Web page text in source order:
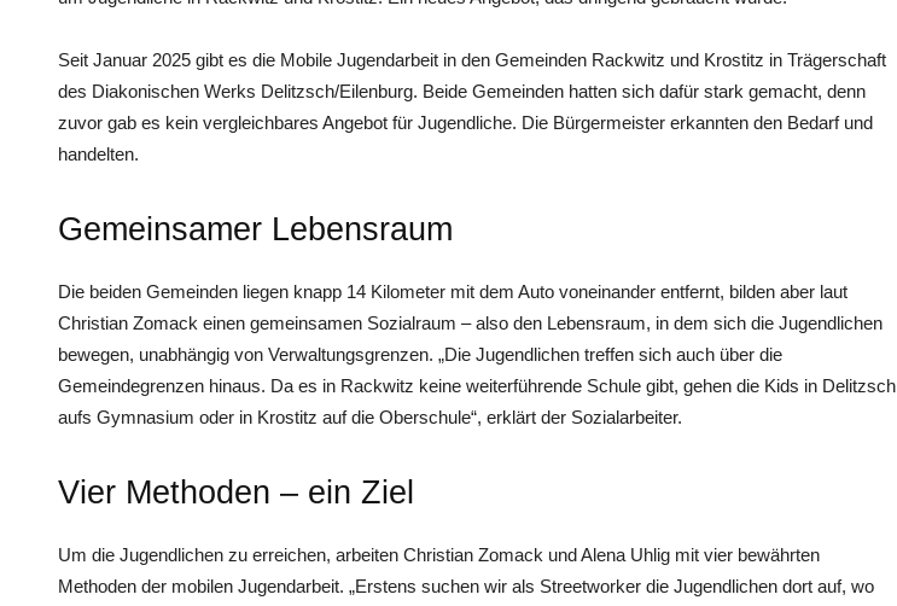
Seit Januar 2025 gibt es die Mobile Jugendarbeit in den Gemeinden Rackwitz und Krostitz in Trägerschaft
des Diakonischen Werks Delitzsch/Eilenburg. Beide Gemeinden hatten sich dafür stark gemacht, denn
zuvor gab es kein vergleichbares Angebot für Jugendliche. Die Bürgermeister erkannten den Bedarf und
handelten.
Gemeinsamer Lebensraum
Die beiden Gemeinden liegen knapp 14 Kilometer mit dem Auto voneinander entfernt, bilden aber laut
Christian Zomack einen gemeinsamen Sozialraum – also den Lebensraum, in dem sich die Jugendlichen
bewegen, unabhängig von Verwaltungsgrenzen. „Die Jugend­lichen treffen sich auch über die
Gemeindegrenzen hinaus. Da es in Rackwitz keine weiterführende Schule gibt, gehen die Kids in Delitzsch
aufs Gymnasium oder in Krostitz auf die Oberschule“, erklärt der Sozialarbeiter.
Vier Methoden – ein Ziel
Um die Jugendlichen zu erreichen, arbeiten Christian Zomack und Alena Uhlig mit vier bewährten
Methoden der mobilen Jugendarbeit. „Erstens suchen wir als Streetworker die Jugendlichen dort auf, wo